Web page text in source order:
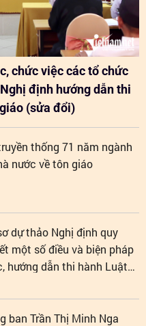
chức việc các tổ chức
định hướng dẫn thi
(sửa đổi)
thống 71 năm ngành
nước về tôn giáo
dự thảo Nghị định quy
một số điều và biện pháp
hướng dẫn thi hành Luật
ban Trần Thị Minh Nga